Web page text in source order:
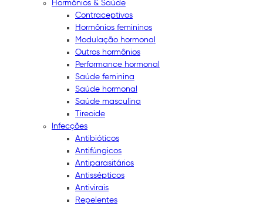
Hormônios & Saúde
Contraceptivos
Hormônios femininos
Modulação hormonal
Outros hormônios
Performance hormonal
Saúde feminina
Saúde hormonal
Saúde masculina
Tireoide
Infecções
Antibióticos
Antifúngicos
Antiparasitários
Antissépticos
Antivirais
Repelentes